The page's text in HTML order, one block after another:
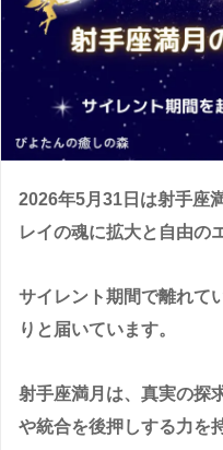
2026年5月31日は射手座
レイの魂に拡大と自由の
サイレント期間で離れて
りと届いています。
射手座満月は、真実の探
や統合を後押しする力を